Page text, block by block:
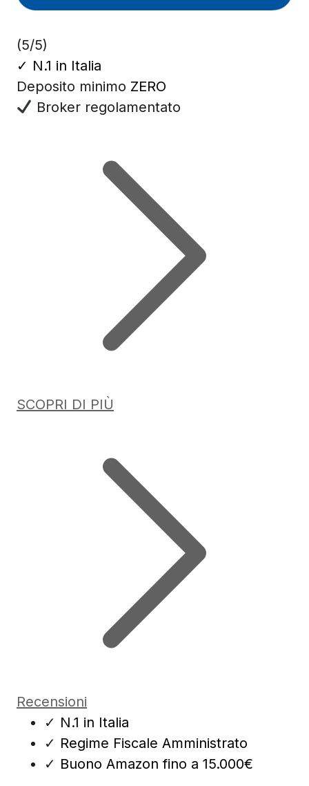
(5/5)
✓ N.1 in Italia
Deposito minimo ZERO
Broker regolamentato
SCOPRI DI PIÙ
Recensioni
✓ N.1 in Italia
✓ Regime Fiscale Amministrato
✓ Buono Amazon fino a 15.000€